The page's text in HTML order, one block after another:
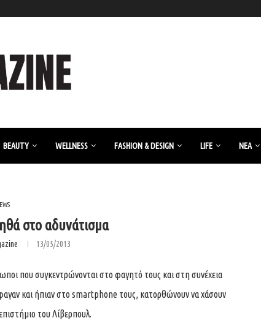
BEAUTY WELLNESS FASHION & DESIGN LIFE ΝΈΑ
στο αδυνάτισμα
13/05/2013
που συγκεντρώνονται στο φαγητό τους και στη συνέχεια
και ήπιαν στο smartphone τους, κατορθώνουν να χάσουν
του Λίβερπουλ.